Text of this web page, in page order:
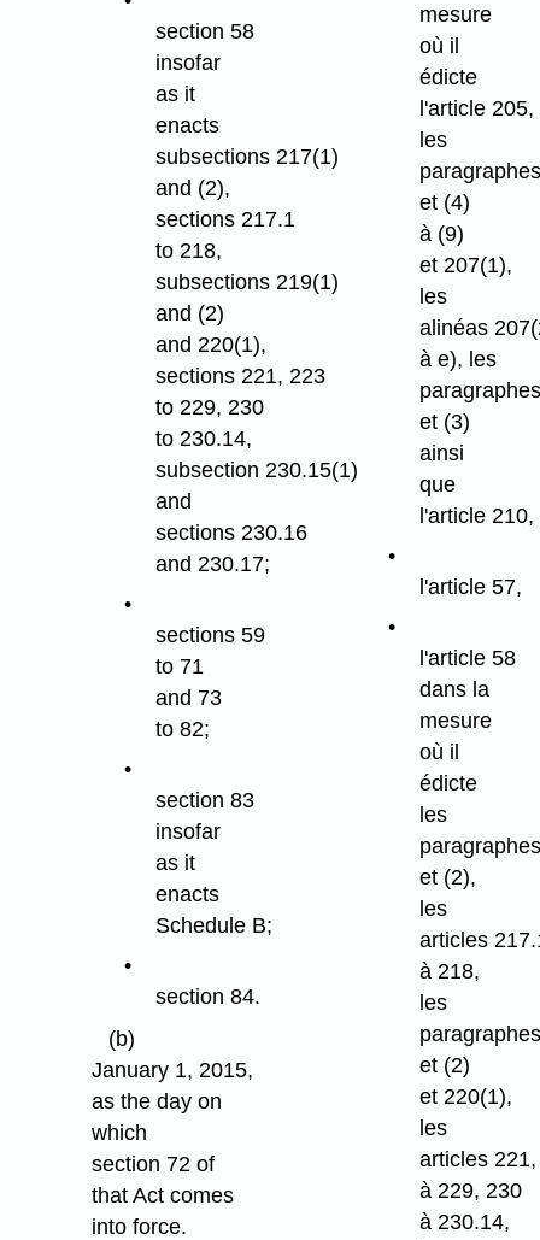
section 58
insofar
as it
enacts
subsections 217(1)
and (2),
sections 217.1
to 218,
subsections 219(1)
and (2)
and 220(1),
sections 221, 223
to 229, 230
to 230.14,
subsection 230.15(1)
and
sections 230.16
and 230.17;
sections 59
to 71
and 73
to 82;
section 83
insofar
as it
enacts
Schedule B;
section 84.
(b)
January 1, 2015,
as the day on
which
section 72 of
that Act comes
into force.
mesure
où il
édicte
l'article 205,
les
et (4)
à (9)
et 207(1),
les
alinéas
à e), les
et (3)
ainsi
que
l'article 210,
l'article 57,
l'article 58
dans la
mesure
où il
édicte
les
et (2),
les
articles
à 218,
les
et (2)
et 220(1),
les
articles
à 229, 230
à 230.14,